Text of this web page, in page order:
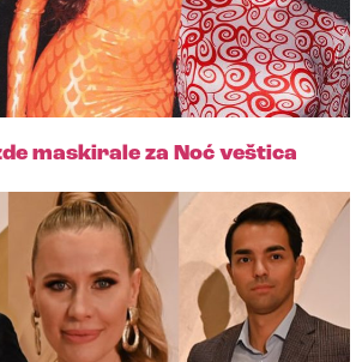
maskirale za Noć veštica